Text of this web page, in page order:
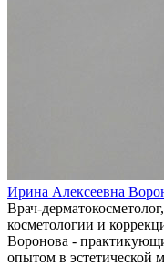
Ирина Алексеевна
Врач-
косметологии и
Воронова -
опытом в эстетической